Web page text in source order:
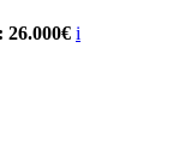
26.000€ i